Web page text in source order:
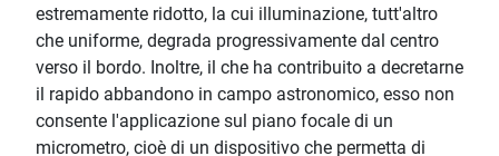
estremamente ridotto, la cui illuminazione, tutt'altro
che uniforme, degrada progressivamente dal centro
verso il bordo. Inoltre, il che ha contribuito a decretarne
il rapido abbandono in campo astronomico, esso non
consente l'applicazione sul piano focale di un
micrometro, cioè di un dispositivo che permetta di